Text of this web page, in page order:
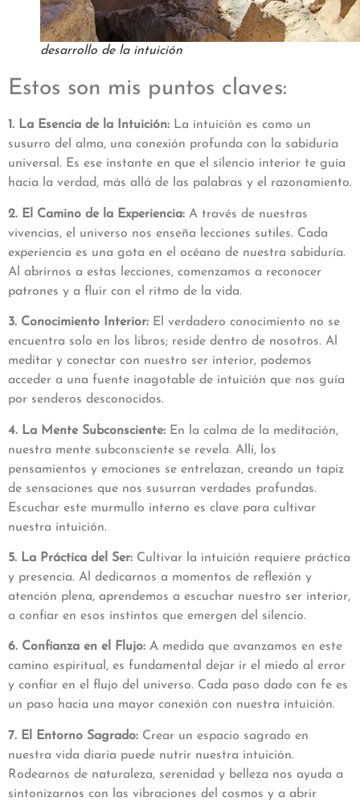
desarrollo de la intuición
Estos son mis puntos claves:
1. La Esencia de la Intuición: La intuición es como un
susurro del alma, una conexión profunda con la sabiduría
universal. Es ese instante en que el silencio interior te guía
hacia la verdad, más allá de las palabras y el razonamiento.
2. El Camino de la Experiencia: A través de nuestras
vivencias, el universo nos enseña lecciones sutiles. Cada
experiencia es una gota en el océano de nuestra sabiduría.
Al abrirnos a estas lecciones, comenzamos a reconocer
patrones y a fluir con el ritmo de la vida.
3. Conocimiento Interior: El verdadero conocimiento no se
encuentra solo en los libros; reside dentro de nosotros. Al
meditar y conectar con nuestro ser interior, podemos
acceder a una fuente inagotable de intuición que nos guía
por senderos desconocidos.
4. La Mente Subconsciente: En la calma de la meditación,
nuestra mente subconsciente se revela. Allí, los
pensamientos y emociones se entrelazan, creando un tapiz
de sensaciones que nos susurran verdades profundas.
Escuchar este murmullo interno es clave para cultivar
nuestra intuición.
5. La Práctica del Ser: Cultivar la intuición requiere práctica
y presencia. Al dedicarnos a momentos de reflexión y
atención plena, aprendemos a escuchar nuestro ser interior,
a confiar en esos instintos que emergen del silencio.
6. Confianza en el Flujo: A medida que avanzamos en este
camino espiritual, es fundamental dejar ir el miedo al error
y confiar en el flujo del universo. Cada paso dado con fe es
un paso hacia una mayor conexión con nuestra intuición.
7. El Entorno Sagrado: Crear un espacio sagrado en
nuestra vida diaria puede nutrir nuestra intuición.
Rodearnos de naturaleza, serenidad y belleza nos ayuda a
sintonizarnos con las vibraciones del cosmos y a abrir